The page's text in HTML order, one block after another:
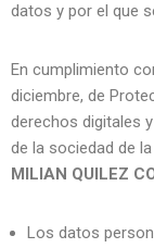
datos y por el que
En cumplimiento
diciembre, de
derechos digitales
de la sociedad de
MILIAN QUILEZ
Los datos